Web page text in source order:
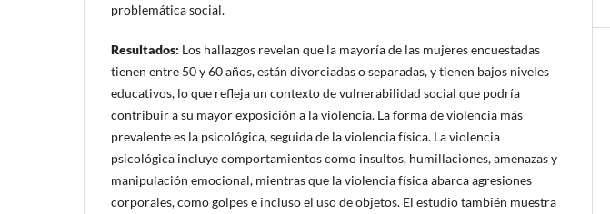
problemática social.
Resultados: Los hallazgos revelan que la mayoría de las mujeres encuestadas
tienen entre 50 y 60 años, están divorciadas o separadas, y tienen bajos niveles
educativos, lo que refleja un contexto de vulnerabilidad social que podría
contribuir a su mayor exposición a la violencia. La forma de violencia más
prevalente es la psicológica, seguida de la violencia física. La violencia
psicológica incluye comportamientos como insultos, humillaciones, amenazas y
manipulación emocional, mientras que la violencia física abarca agresiones
corporales, como golpes e incluso el uso de objetos. El estudio también muestra